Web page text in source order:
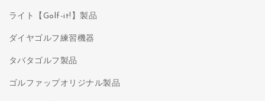
ライト【Golf-it!】製品
ダイヤゴルフ練習機器
タバタゴルフ製品
ゴルファップオリジナル製品